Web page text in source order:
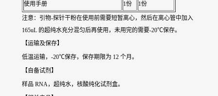
使用手册 1份 1份
注意：引物-探针干粉在使用前需要短暂离心，然后在离心管中加入
165uL 的超纯水充分混匀后再使用，未用完的需要-20℃保存。
【运输及保存】
低温运输，-20℃保存，保存期限为 12 个月。
【自备试剂】
样品 RNA，超纯水，核酸纯化试剂盒。